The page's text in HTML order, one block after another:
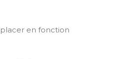
en fonction